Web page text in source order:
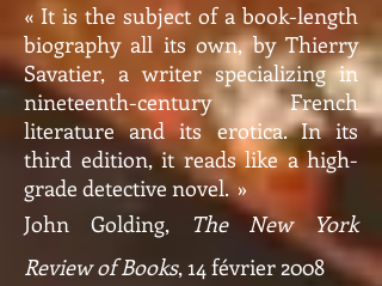
« It is the subject of a book-length
biography all its own, by Thierry
Savatier, a writer specializing in
nineteenth-century French
literature and its erotica. In its
third edition, it reads like a high-
grade detective novel. »
John Golding,
The New York
Review of Books, 14 février 2008